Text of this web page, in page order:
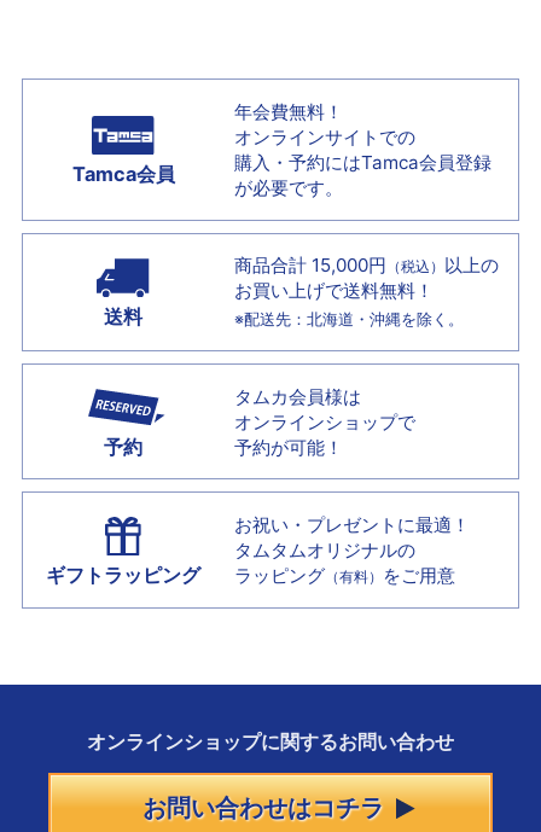
Tamca会員
年会費無料！
オンラインサイトでの
購入・予約にはTamca会員登録
が必要です。
送料
商品合計 15,000円 （税込） 以上の
お買い上げで送料無料！
※配送先：北海道・沖縄を除く。
予約
タムカ会員様は
オンラインショップで
予約が可能！
ギフトラッピング
お祝い・プレゼントに最適！
タムタムオリジナルの
ラッピング （有料） をご用意
オンラインショップに関するお問い合わせ
お問い合わせはコチラ